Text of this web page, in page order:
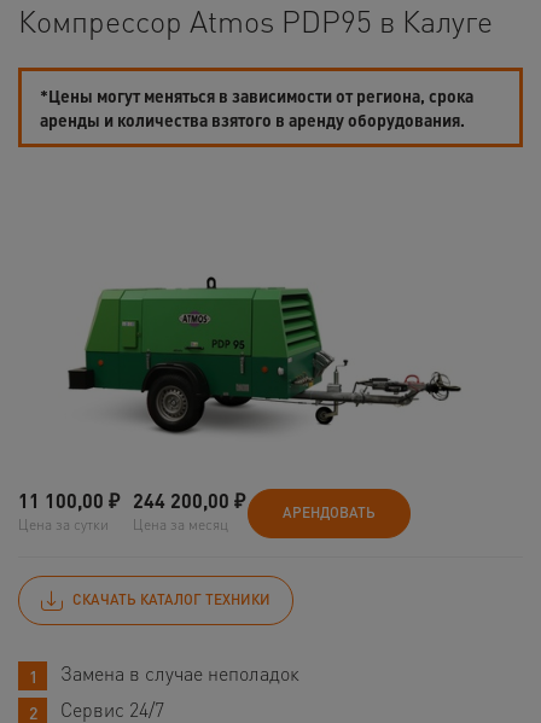
Компрессор Atmos PDP95 в Калуге
*Цены могут меняться в зависимости от региона, срока
аренды и количества взятого в аренду оборудования.
11 100,00 ₽
Цена за сутки
244 200,00 ₽
Цена за месяц
АРЕНДОВАТЬ
СКАЧАТЬ КАТАЛОГ ТЕХНИКИ
Замена в случае неполадок
Сервис 24/7